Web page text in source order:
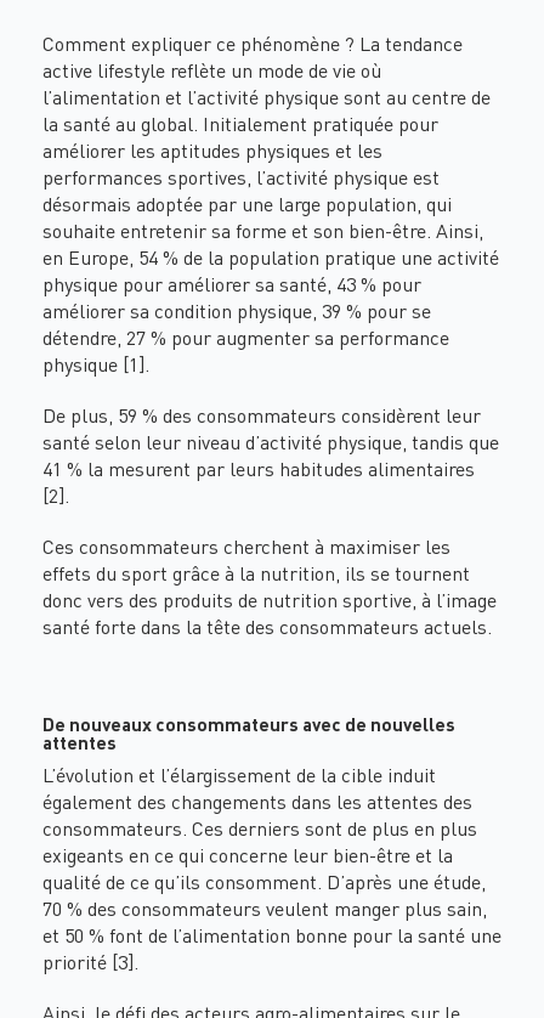
Comment expliquer ce phénomène ? La tendance
active lifestyle reflète un mode de vie où
l’alimentation et l’activité physique sont au centre de
la santé au global. Initialement pratiquée pour
améliorer les aptitudes physiques et les
performances sportives, l’activité physique est
désormais adoptée par une large population, qui
souhaite entretenir sa forme et son bien-être. Ainsi,
en Europe, 54 % de la population pratique une activité
physique pour améliorer sa santé, 43 % pour
améliorer sa condition physique, 39 % pour se
détendre, 27 % pour augmenter sa performance
physique [1].
De plus, 59 % des consommateurs considèrent leur
santé selon leur niveau d’activité physique, tandis que
41 % la mesurent par leurs habitudes alimentaires
[2].
Ces consommateurs cherchent à maximiser les
effets du sport grâce à la nutrition, ils se tournent
donc vers des produits de nutrition sportive, à l’image
santé forte dans la tête des consommateurs actuels.
De nouveaux consommateurs avec de nouvelles
attentes
L’évolution et l’élargissement de la cible induit
également des changements dans les attentes des
consommateurs. Ces derniers sont de plus en plus
exigeants en ce qui concerne leur bien-être et la
qualité de ce qu’ils consomment. D’après une étude,
70 % des consommateurs veulent manger plus sain,
et 50 % font de l’alimentation bonne pour la santé une
priorité [3].